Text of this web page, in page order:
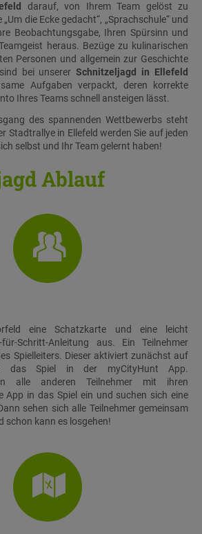
darauf, von Ihrem Team gelöst zu
die Ecke gedacht“, „Sprachschule“ und
Beobachtungsgabe, Ihren Spürsinn und
heraus. Bezüge zu kulinarischen
Personen und allgemein zur Geschichte
bei unsererSchnitzeljagd in Ellefeld
Aufgaben verpackt, deren korrekte
Ihres Teams schnell ansteigen lässt.
des spannenden Wettbewerbs steht
Stadtrallye in Ellefeld werden Sie auf jeden
selbst und Ihr Team gelernt haben!
Ablauf
eine Schatzkarte und eine leicht
Schritt-Anleitung aus. Ein Teilnehmer
Spielleiters. Dieser aktiviert zunächst auf
das Spiel in der myCityHunt App.
alle anderen Teilnehmer mit ihren
App in das Spiel ein und suchen sich eine
sehen sich alle Teilnehmer gemeinsam
schon kann es losgehen!